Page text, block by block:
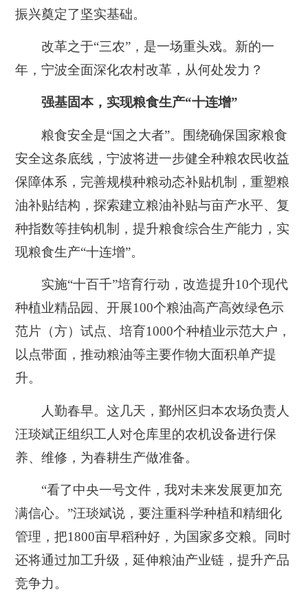
振兴奠定了坚实基础。
改革之于“三农”，是一场重头戏。新的一
年，宁波全面深化农村改革，从何处发力？
强基固本，实现粮食生产“十连增”
粮食安全是“国之大者”。围绕确保国家粮食
安全这条底线，宁波将进一步健全种粮农民收益
保障体系，完善规模种粮动态补贴机制，重塑粮
油补贴结构，探索建立粮油补贴与亩产水平、复
种指数等挂钩机制，提升粮食综合生产能力，实
现粮食生产“十连增”。
实施“十百千”培育行动，改造提升10个现代
种植业精品园、开展100个粮油高产高效绿色示
范片（方）试点、培育1000个种植业示范大户，
以点带面，推动粮油等主要作物大面积单产提
升。
人勤春早。这几天，鄞州区归本农场负责人
汪琰斌正组织工人对仓库里的农机设备进行保
养、维修，为春耕生产做准备。
“看了中央一号文件，我对未来发展更加充
满信心。”汪琰斌说，要注重科学种植和精细化
管理，把1800亩早稻种好，为国家多交粮。同时
还将通过加工升级，延伸粮油产业链，提升产品
竞争力。